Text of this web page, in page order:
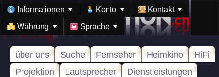
Informationen Konto Kontakt
Währung Sprache
über uns Suche Fernseher Heimkino
HiFi
Projektion
Lautsprecher
Dienstleistungen